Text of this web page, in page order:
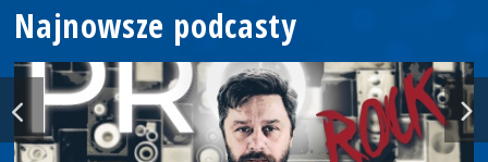
Najnowsze podcasty